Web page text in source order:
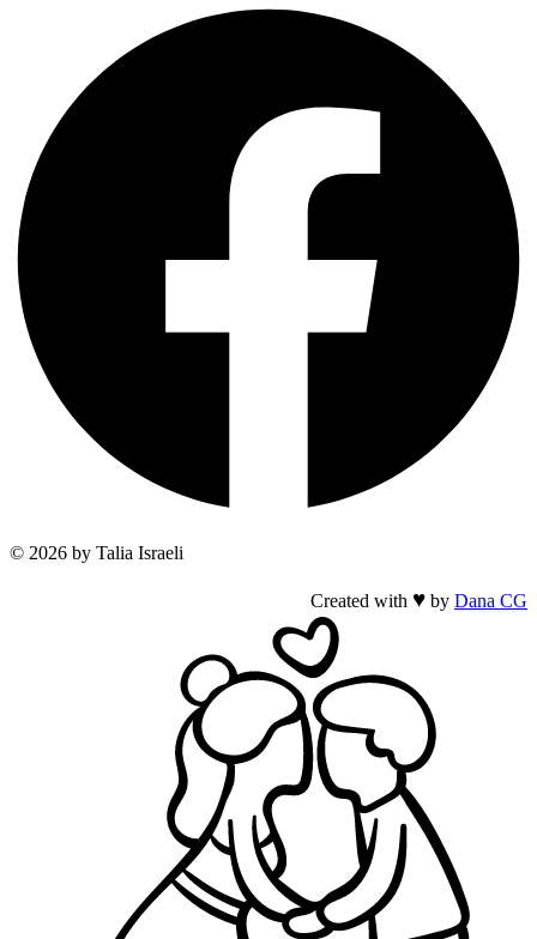
© 2026 by Talia Israeli
Created with ♥ by Dana CG